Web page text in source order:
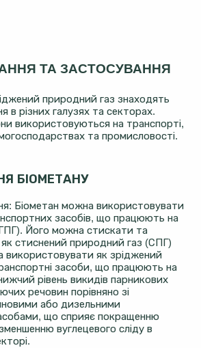
ТА ЗАСТОСУВАННЯ
природний газ знаходять
в різних галузях та секторах.
використовуються на транспорті,
та промисловості.
БІОМЕТАНУ
Біометан можна використовувати
засобів, що працюють на
Його можна стискати та
стиснений природний газ (СПГ)
використовувати як зріджений
засоби, що працюють на
рівень викидів парникових
речовин порівняно зі
або дизельними
що сприяє покращенню
вуглецевого сліду в